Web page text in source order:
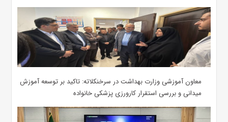
معاون آموزشی وزارت بهداشت در سرخنکلاته: تاکید بر توسعه آموزش
میدانی و بررسی استقرار کارورزی پزشکی ‌خانواده